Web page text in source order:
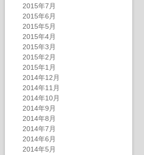
2015年7月
2015年6月
2015年5月
2015年4月
2015年3月
2015年2月
2015年1月
2014年12月
2014年11月
2014年10月
2014年9月
2014年8月
2014年7月
2014年6月
2014年5月